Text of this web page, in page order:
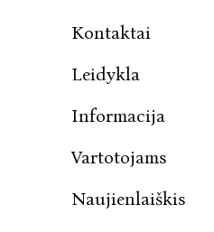
Kontaktai
Leidykla
Informacija
Vartotojams
Naujienlaiškis